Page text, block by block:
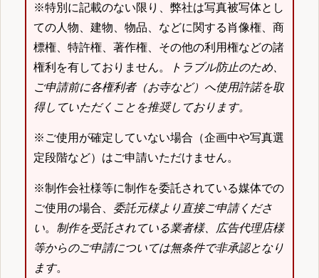
※特別に記載のない限り、弊社は写真被写体とし
ての人物、建物、物品、などに関する肖像権、商
標権、特許権、著作権、その他の利用権などの諸
権利を有しておりません。
トラブル防止のため、
ご申請前に各権利者（お寺など）へ使用許諾を取
得していただくことを推奨しております。
※ご使用が確定していない場合（企画中や写真選
定段階など）はご申請いただけません。
※制作会社様等に制作を委託されている媒体での
ご使用の場合、 委託元様より直接ご申請くださ
い。 制作を受託されている業者様、広告代理店様
等からのご申請については無条件で非承認となり
ます。